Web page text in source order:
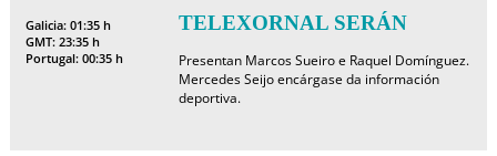
Galicia: 01:35 h
GMT: 23:35 h
Portugal: 00:35 h
TELEXORNAL SERÁN
Presentan Marcos Sueiro e Raquel Domínguez.
Mercedes Seijo encárgase da información
deportiva.